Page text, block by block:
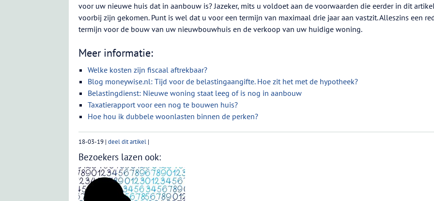
voor uw nieuwe huis dat in aanbouw is? Jazeker, mits u voldoet aan de voorwaarden die eerder in dit
voorbij zijn gekomen. Punt is wel dat u voor een termijn van maximaal drie jaar aan vastzit. Alleszins een
termijn voor de bouw van uw nieuwbouwhuis en de verkoop van uw huidige woning.
Meer informatie:
Welke kosten zijn fiscaal aftrekbaar?
Blog moneywise.nl: Tijd voor de belastingaangifte. Hoe zit het met de hypotheek?
Belastingdienst: Nieuwe woning staat leeg of is nog in aanbouw
Taxatierapport voor een nog te bouwen huis?
Hoe hou ik dubbele woonlasten binnen de perken?
18-03-19 | deel dit artikel |
Bezoekers lazen ook: